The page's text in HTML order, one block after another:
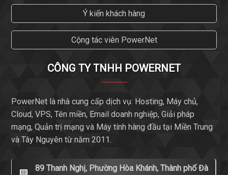
Ý kiến khách hàng
Cộng tác viên PowerNet
CÔNG TY TNHH POWERNET
PowerNet là nhà cung cấp dịch vụ: Hosting, Máy chủ,
Cloud, VPS, Tên miền, Email doanh nghiệp, Giải pháp
mạng, Quản trị mạng và Máy tính hàng đầu tại Miền Trung
và Tây Nguyên từ năm 2011.
89 Thanh Nghị, Phường Hòa Khánh, Thành phố Đà